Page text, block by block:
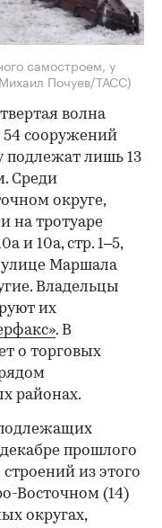
самостроем, у
Почуев/ТАСС)
волна
54 сооружений
лишь 13
Среди
округе,
на тротуаре
и 10а, стр. 1–5,
улице Маршала
Владельцы
их
. В
о торговых
районах.
прошлого
из этого
Восточном (14)
округах,